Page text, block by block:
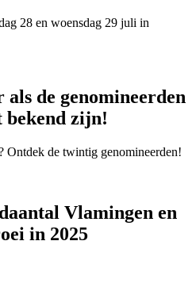
28 en woensdag 29 juli in
als de genomineerden
zijn!
de twintig genomineerden!
Vlamingen en
in 2025